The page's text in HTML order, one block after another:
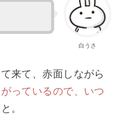
白うさ
来て、赤面しながら
っているので、いつ
と。